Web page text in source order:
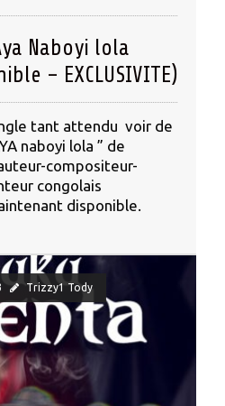
Naboyi lola
– EXCLUSIVITE)
tant attendu voir de
naboyi lola ” de
compositeur-
congolais
disponible.
Trizzy1 Tody